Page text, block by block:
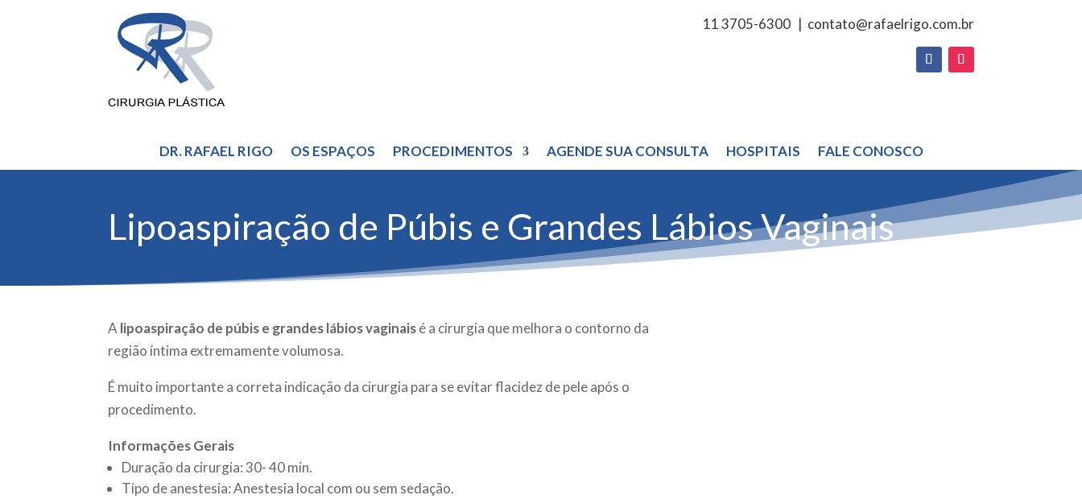
11 3705-6300 | contato@rafaelrigo.com.br
DR. RAFAEL RIGO OS ESPAÇOS PROCEDIMENTOS AGENDE SUA CONSULTA HOSPITAIS FALE CONOSCO
Lipoaspiração de Púbis e Grandes Lábios Vaginais
Alipoaspiração de púbis e grandes lábios vaginaisé a cirurgia que melhora o contorno da
região íntima extremamente volumosa.
É muito importante a correta indicação da cirurgia para se evitar flacidez de pele após o
procedimento.
Informações Gerais
Duração da cirurgia: 30- 40 min.
Tipo de anestesia: Anestesia local com ou sem sedação.